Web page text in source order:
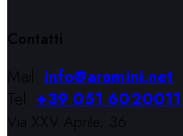
Contatti
Mail: info@aramini.net
Tel: +39 051 6020011
Via XXV Aprile, 36